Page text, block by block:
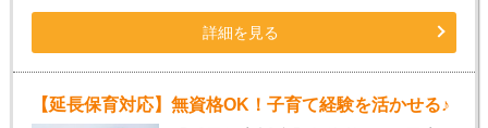
詳細を見る
【延長保育対応】無資格OK！子育て経験を活かせる♪